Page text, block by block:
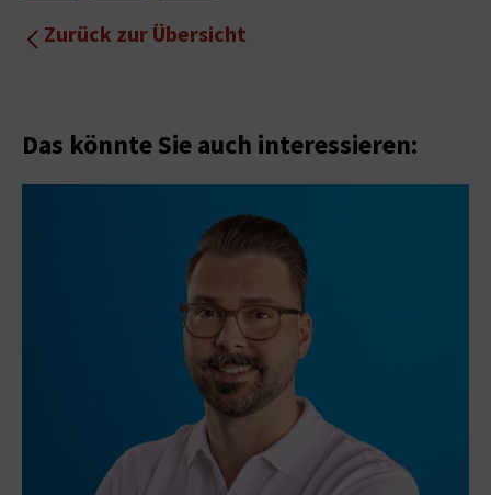
Zurück zur Übersicht
Das könnte Sie auch interessieren: